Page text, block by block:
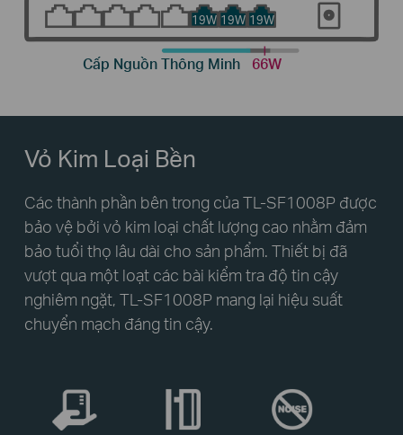
Cấp Nguồn Thông Minh 66W
19W 19W 19W
Vỏ Kim Loại Bền
Các thành phần bên trong của TL-SF1008P được
bảo vệ bởi vỏ kim loại chất lượng cao nhằm đảm
bảo tuổi thọ lâu dài cho sản phẩm. Thiết bị đã
vượt qua một loạt các bài kiểm tra độ tin cậy
nghiêm ngặt, TL-SF1008P mang lại hiệu suất
chuyển mạch đáng tin cậy.